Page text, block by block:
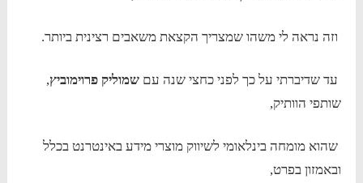
וזה נראה לי משהו שמצריך הקצאת משאבים רצינית ביותר.
עד שדיברתי על כך לפני כחצי שנה עםשמוליק פרוימוביץ,
שותפי הוותיק,
שהוא מומחה בינלאומי לשיווק מוצרי מידע באינטרנט בכלל
ובאמזון בפרט,